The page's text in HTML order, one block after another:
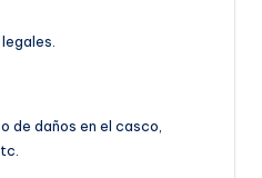
de daños en el casco,